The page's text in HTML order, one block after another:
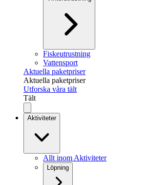
Fiskeutrustning
Vattensport
Aktuella paketpriser
Aktuella paketpriser
Utforska våra tält
Tält
Aktiviteter
Allt inom Aktiviteter
Löpning